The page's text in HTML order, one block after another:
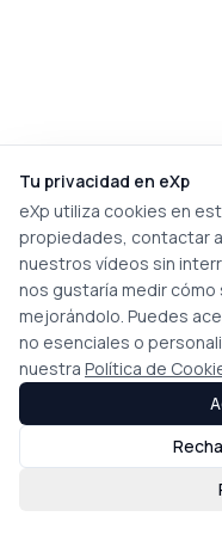
Tu privacidad en eXp
eXp utiliza cookies en
propiedades, contactar
nuestros vídeos sin
nos gustaría medir
mejorándolo. Puedes
no esenciales o
nuestra Política de